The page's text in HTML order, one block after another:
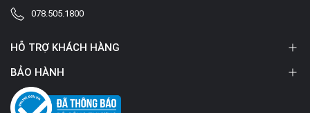
078.505.1800
HỖ TRỢ KHÁCH HÀNG
BẢO HÀNH